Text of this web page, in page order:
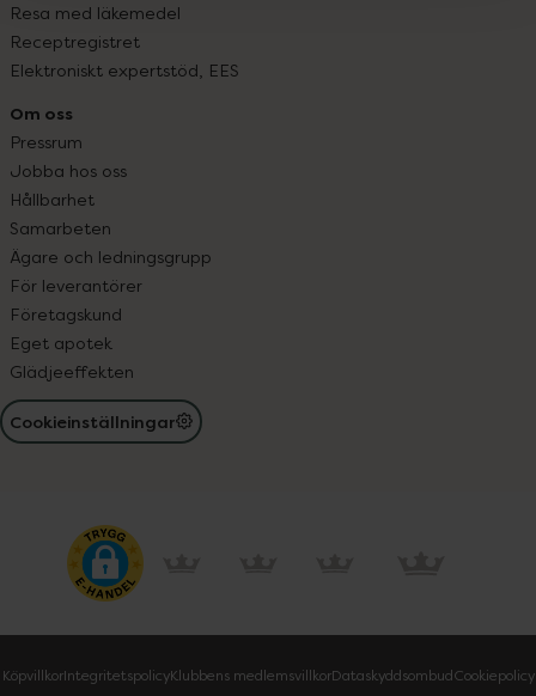
Resa med läkemedel
Receptregistret
Elektroniskt expertstöd, EES
Om oss
Pressrum
Jobba hos oss
Hållbarhet
Samarbeten
Ägare och ledningsgrupp
För leverantörer
Företagskund
Eget apotek
Glädjeeffekten
Cookieinställningar
KöpvillkorIntegritetspolicyKlubbens medlemsvillkorDataskyddsombudCookiepolicy